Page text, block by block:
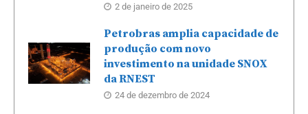
2 de janeiro de 2025
Petrobras amplia capacidade de
produção com novo
investimento na unidade SNOX
da RNEST
24 de dezembro de 2024